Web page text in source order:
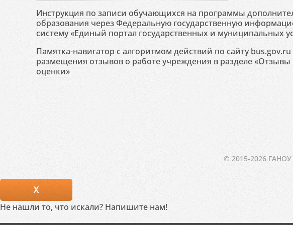
Инструкция по записи обучающихся на программы
образования через Федеральную государственную
систему «Единый портал государственных и муниципальных
Памятка-навигатор с алгоритмом действий по сайту bus.gov.ru
размещения отзывов о работе учреждения в разделе «Отзывы
оценки»
© 2015-2026
X
Не нашли то, что искали? Напишите нам!